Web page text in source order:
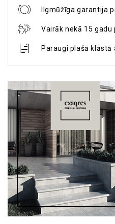
Ilgmūžīga garantija
Vairāk nekā 15 gadu
Paraugi plašā